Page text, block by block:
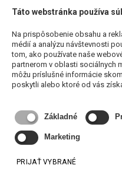
Podobné
Táto webstránka používa
Na prispôsobenie obsahu a
médií a analýzu návštevnosti
tom, ako používate naše
partnerom v oblasti sociálnych
môžu príslušné informácie
poskytli alebo ktoré od vás
Základné
Marketing
PRIJAŤ VYBRANÉ